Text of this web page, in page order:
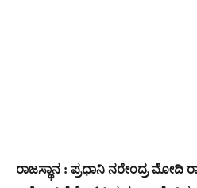
ರಾಜಸ್ಥಾನ : ಪ್ರಧಾನಿ ನರೇಂದ್ರ ಮೋದಿ